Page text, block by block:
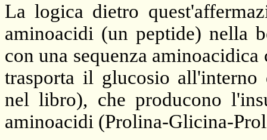
La logica dietro
aminoacidi (un peptide) nella
con una sequenza
trasporta il glucosio all'interno
nel libro), che producono
aminoacidi (Prolina-Glicina-